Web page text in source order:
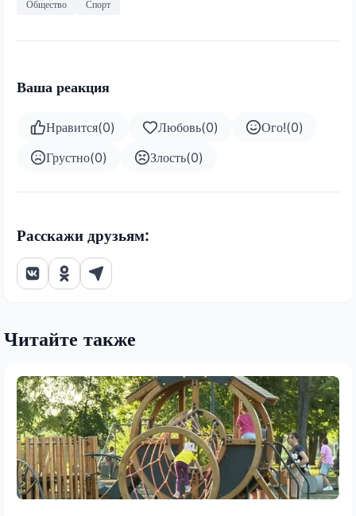
Общество Спорт
Ваша реакция
Нравится(0) Любовь(0) Ого!(0)
Грустно(0) Злость(0)
Расскажи друзьям:
Читайте также